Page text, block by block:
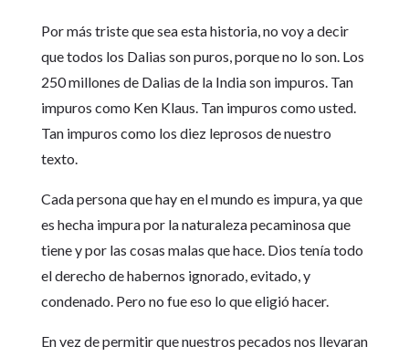
Por más triste que sea esta historia, no voy a decir
que todos los Dalias son puros, porque no lo son. Los
250 millones de Dalias de la India son impuros. Tan
impuros como Ken Klaus. Tan impuros como usted.
Tan impuros como los diez leprosos de nuestro
texto.
Cada persona que hay en el mundo es impura, ya que
es hecha impura por la naturaleza pecaminosa que
tiene y por las cosas malas que hace. Dios tenía todo
el derecho de habernos ignorado, evitado, y
condenado. Pero no fue eso lo que eligió hacer.
En vez de permitir que nuestros pecados nos llevaran